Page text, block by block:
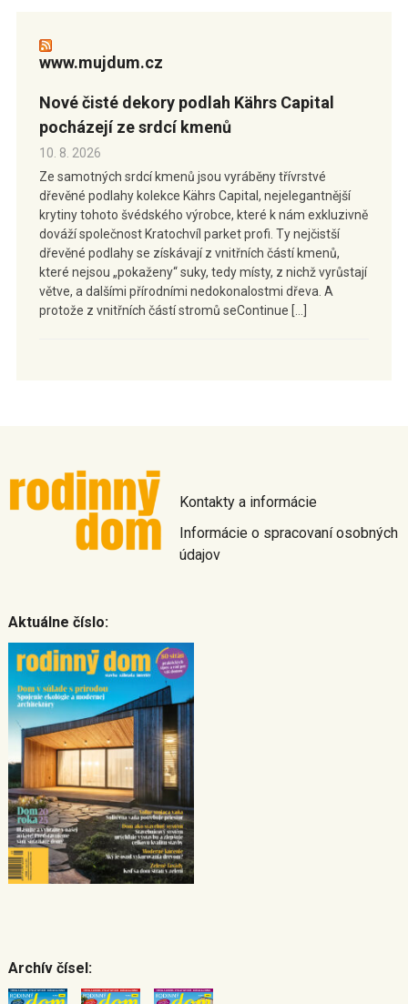
www.mujdum.cz
Nové čisté dekory podlah Kährs Capital
pocházejí ze srdcí kmenů
10. 8. 2026
Ze samotných srdcí kmenů jsou vyráběny třívrstvé
dřevěné podlahy kolekce Kährs Capital, nejelegantnější
krytiny tohoto švédského výrobce, které k nám exkluzivně
dováží společnost Kratochvíl parket profi. Ty nejčistší
dřevěné podlahy se získávají z vnitřních částí kmenů,
které nejsou „pokaženy“ suky, tedy místy, z nichž vyrůstají
větve, a dalšími přírodními nedokonalostmi dřeva. A
protože z vnitřních částí stromů seContinue […]
Kontakty a informácie
Informácie o spracovaní osobných
údajov
Aktuálne číslo:
Archív čísel: